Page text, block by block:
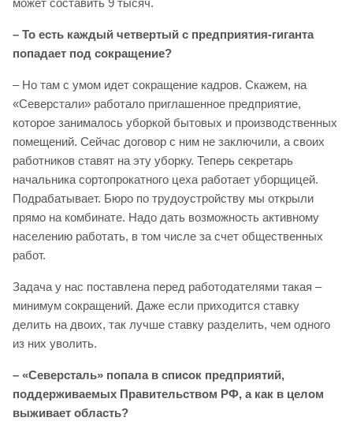
– То есть каждый четвертый с предприятия-гиганта
попадает под сокращение?
– Но там с умом идет сокращение кадров. Скажем, на
«Северстали» работало приглашенное предприятие,
которое занималось уборкой бытовых и производственных
помещений. Сейчас договор с ним не заключили, а своих
работников ставят на эту уборку. Теперь секретарь
начальника сортопрокатного цеха работает уборщицей.
Подрабатывает. Бюро по трудоустройству мы открыли
прямо на комбинате. Надо дать возможность активному
населению работать, в том числе за счет общественных
работ.
Задача у нас поставлена перед работодателями такая –
минимум сокращений. Даже если приходится ставку
делить на двоих, так лучше ставку разделить, чем одного
из них уволить.
– «Северсталь» попала в список предприятий,
поддерживаемых Правительством РФ, а как в целом
выживает область?